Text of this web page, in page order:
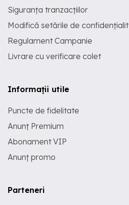
Siguranța tranzacțiilor
Modifică setările de
Regulament Campanie
Livrare cu verificare colet
Informații utile
Puncte de fidelitate
Anunț Premium
Abonament VIP
Anunț promo
Parteneri